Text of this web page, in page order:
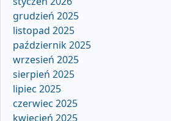
grudzień 2025
listopad 2025
październik 2025
wrzesień 2025
sierpień 2025
lipiec 2025
czerwiec 2025
kwiecień 2025